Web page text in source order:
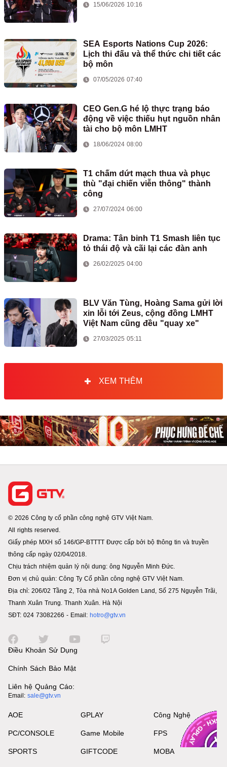
15/06/2026 10:16
SEA Esports Nations Cup 2026:
Lịch thi đấu và thể thức chi tiết các
bộ môn
07/05/2026 07:40
CEO Gen.G hé lộ thực trạng báo
động về việc thiếu hụt nguồn nhân
tài cho bộ môn LMHT
18/06/2024 08:00
T1 chấm dứt mạch thua và phục
thù "đại chiến viễn thông" thành
công
27/07/2024 06:00
Drama: Tân binh T1 Smash liên tục
tỏ thái độ và cãi lại các đàn anh
26/02/2025 04:00
BLV Văn Tùng, Hoàng Sama gửi lời
xin lỗi tới Zeus, cộng đồng LMHT
Việt Nam cũng đều "quay xe"
27/03/2025 05:11
XEM THÊM
© 2026 Công ty cổ phần công nghệ GTV Việt Nam.
All rights reserved.
Giấy phép MXH số 146/GP-BTTTT Được cấp bởi bộ thông tin và truyền
thông cấp ngày 02/04/2018.
Chịu trách nhiệm quản lý nội dung: ông Nguyễn Minh Đức.
Đơn vị chủ quản: Công Ty Cổ phần công nghệ GTV Việt Nam.
Địa chỉ: 206/02 Tầng 2, Tòa nhà No1A Golden Land, Số 275 Nguyễn Trãi,
Thanh Xuân Trung. Thanh Xuân. Hà Nội
SĐT: 024 73082266 - Email: hotro@gtv.vn
Điều Khoản Sử Dụng
Chính Sách Bảo Mật
Liên hệ Quảng Cáo:
Email: sale@gtv.vn
AOE
PC/CONSOLE
SPORTS
GPLAY
Game Mobile
GIFTCODE
Công Nghệ
FPS
MOBA